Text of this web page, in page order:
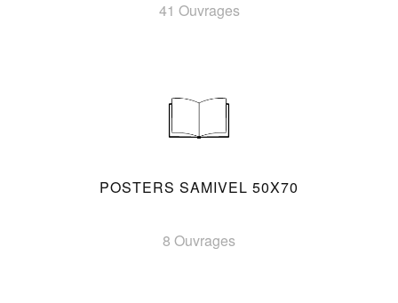
41 Ouvrages
POSTERS SAMIVEL 50X70
8 Ouvrages